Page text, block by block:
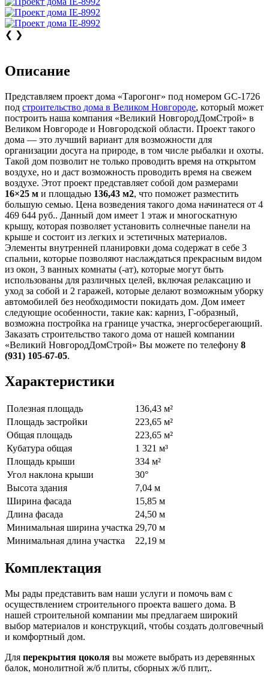
❮ ❯
Описание
Представляем проект дома «Тарогонг» под номером GC-1726
под строительство дома в Великом Новгороде, который может
построить наша компания «Великий НовгородДомСтрой» в
Великом Новгороде и Новгородской области. Проект такого
дома — это лучший вариант для возможности для
организации досуга на природе, в том числе рыбалки и охоты.
Такой дом позволит не только проводить время на открытом
воздухе, но и даст возможность проводить время на свежем
воздухе. Этот проект представляет собой дом размерами
16×25 м и площадью 136,43 м2, что поможет разместить
большую семью. Цена возведения такого дома начинатеся от 4
469 644 руб.. Данный дом имеет 1 этаж и многоскатную
крышу, которая позволяет установить солнечные панели на
крыше и состоит из легких и эстетичных материалов.
Элементы внутренней планировки дома содержат в себе 3
спальни, которые позволяют наслаждаться прекрасным видом
из окон, 3 ванных комнаты (-ат), которые могут быть
использованы для различных целей, включая релаксацию и
уход за собой и 2 гаражей, которые делают возможным уборку
автомобилей без необходимости покидать дом. Дом имеет
следующие особенности, такие как: карниз, Г-образный,
возможна постройка на границе участка, энергосберегающий.
Заказать строительство такого дома от нашей компании
«Великий НовгородДомСтрой» Вы можете по телефону 8
(931) 105-67-05.
Характеристики
Полезная площадь
136,43 м²
Площадь застройки
223,65 м²
Общая площадь
223,65 м²
Кубатура общая
1 321 м³
Площадь крыши
334 м²
Угол наклона крыши
30°
Высота здания
7,04 м
Ширина фасада
15,85 м
Длина фасада
24,50 м
Минимальная ширина участка 29,70 м
Минимальная длина участка
22,19 м
Комплектация
Мы рады представить вам наши услуги и помочь вам с
осуществлением строительного проекта вашего дома. В
нашей строительной компании мы предлагаем широкий
выбор материалов и конструкций, чтобы создать долговечный
и комфортный дом.
Для перекрытия цоколя вы можете выбрать из деревянных
балок, монолитной ж/б плиты, сборных ж/б плит,.